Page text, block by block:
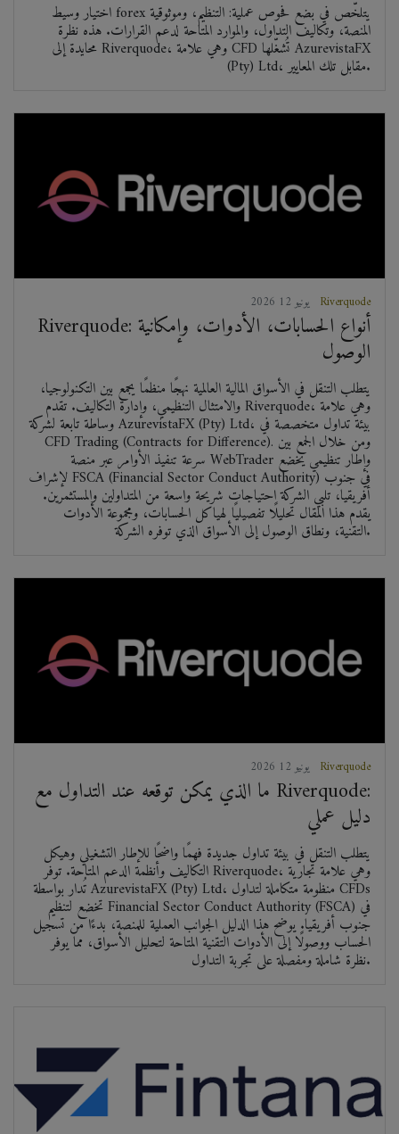
اختيار وسيط forex يتلخّص في بضع فحوص عملية: التنظيم، وموثوقية
المنصة، وتكاليف التداول، والموارد المتاحة لدعم القرارات. هذه نظرة
محايدة إلى Riverquode، وهي علامة CFD تُشغّلها AzurevistaFX
(Pty) Ltd، مقابل تلك المعايير.
2026 يونيو 12 Riverquode
Riverquode: أنواع الحسابات، الأدوات، وإمكانية
الوصول
يتطلب التنقل في الأسواق المالية العالمية نهجًا منظمًا يجمع بين التكنولوجيا،
والامتثال التنظيمي، وإدارة التكاليف. تقدم Riverquode، وهي علامة
وساطة تابعة لشركة AzurevistaFX (Pty) Ltd، بيئة تداول متخصصة في
CFD Trading (Contracts for Difference). ومن خلال الجمع بين
سرعة تنفيذ الأوامر عبر منصة WebTrader وإطار تنظيمي يخضع
لإشراف FSCA (Financial Sector Conduct Authority) في جنوب
أفريقيا، تلبي الشركة احتياجات شريحة واسعة من المتداولين والمستثمرين.
يقدم هذا المقال تحليلًا تفصيليًا لهياكل الحسابات، ومجموعة الأدوات
التقنية، ونطاق الوصول إلى الأسواق الذي توفره الشركة.
2026 يونيو 12 Riverquode
ما الذي يمكن توقعه عند التداول مع Riverquode:
دليل عملي
يتطلب التنقل في بيئة تداول جديدة فهمًا واضحًا للإطار التشغيلي وهيكل
التكاليف وأنظمة الدعم المتاحة. توفر Riverquode، وهي علامة تجارية
تُدار بواسطة AzurevistaFX (Pty) Ltd، منظومة متكاملة لتداول CFDs
تخضع لتنظيم Financial Sector Conduct Authority (FSCA) في
جنوب أفريقيا. يوضح هذا الدليل الجوانب العملية للمنصة، بدءًا من تسجيل
الحساب ووصولًا إلى الأدوات التقنية المتاحة لتحليل الأسواق، مما يوفر
نظرة شاملة ومفصلة على تجربة التداول.